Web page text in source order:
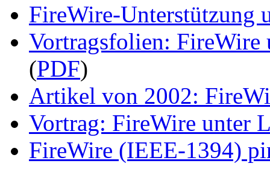
FireWire-Unterstützung
Vortragsfolien:
(PDF)
Artikel von 2002:
Vortrag: FireWire unter
FireWire (IEEE-1394)